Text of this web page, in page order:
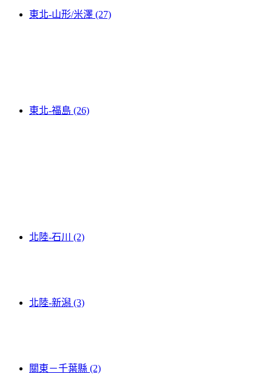
東北-山形/米澤 (27)
東北-福島 (26)
北陸-石川 (2)
北陸-新潟 (3)
關東－千葉縣 (2)